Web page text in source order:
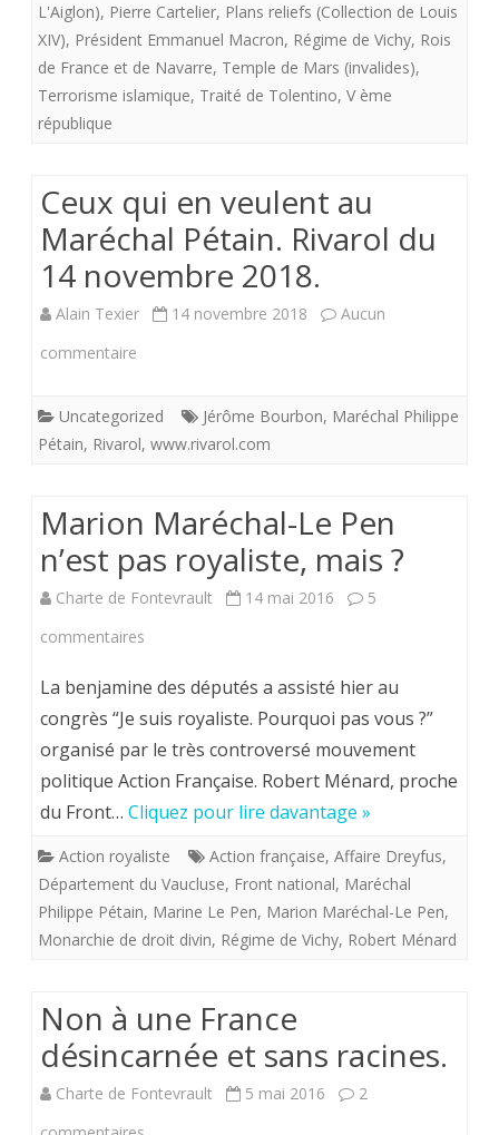
L'Aiglon), Pierre Cartelier, Plans reliefs (Collection de Louis
XIV), Président Emmanuel Macron, Régime de Vichy, Rois
de France et de Navarre, Temple de Mars (invalides),
Terrorisme islamique, Traité de Tolentino, V ème
république
Ceux qui en veulent au
Maréchal Pétain. Rivarol du
14 novembre 2018.
Alain Texier 14 novembre 2018
Aucun
commentaire
veulent
14
novembre
2018.
Uncategorized Jérôme Bourbon, Maréchal Philippe
Pétain, Rivarol, www.rivarol.com
Marion Maréchal-Le Pen
n’est pas royaliste, mais ?
Charte de Fontevrault 14 mai 2016
5
commentaires
Maréchal-
Le
Pen
royaliste,
mais
La benjamine des députés a assisté hier au
congrès “Je suis royaliste. Pourquoi pas vous ?”
organisé par le très controversé mouvement
politique Action Française. Robert Ménard, proche
du Front… Cliquez pour lire davantage »
Action royaliste Action française, Affaire Dreyfus,
Département du Vaucluse, Front national, Maréchal
Philippe Pétain, Marine Le Pen, Marion Maréchal-Le Pen,
Monarchie de droit divin, Régime de Vichy, Robert Ménard
Non à une France
désincarnée et sans racines.
Charte de Fontevrault 5 mai 2016
2